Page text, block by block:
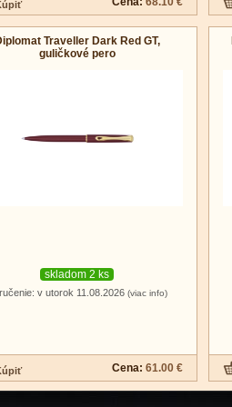
Traveller Dark Red GT,
guličkové pero
skladom 2 ks
v utorok 11.08.2026 (viac info)
Cena: 61.00 €